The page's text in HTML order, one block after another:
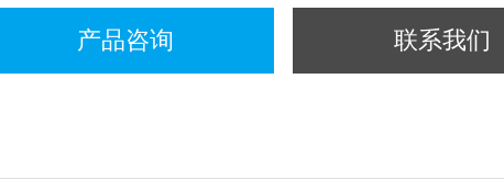
产品咨询 联系我们